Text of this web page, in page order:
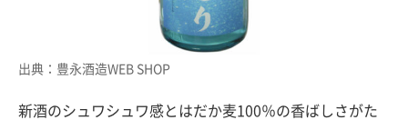
出典：豊永酒造WEB SHOP
新酒のシュワシュワ感とはだか麦100％の香ばしさがた